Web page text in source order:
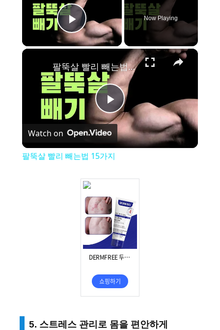
Play Video
Now Playing
×
P
l
y
V
i
d
e
팔뚝살 빨리 빼는법 15가지
Watch on
팔뚝살 빨리 빼는법 15가지
5. 스트레스 관리로 몸을 편안하게